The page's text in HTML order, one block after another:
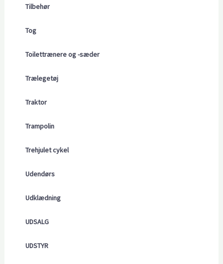
Tilbehør
Tog
Toilettrænere og -sæder
Trælegetøj
Traktor
Trampolin
Trehjulet cykel
Udendørs
Udklædning
UDSALG
UDSTYR